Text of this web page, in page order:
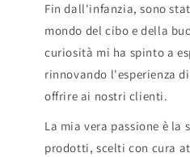
Fin dall'infanzia, sono
mondo del cibo e della
curiosità mi ha spinto a
rinnovando l'esperienza
offrire ai nostri clienti.
La mia vera passione è la
prodotti, scelti con cura